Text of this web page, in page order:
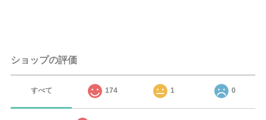
ショップの評価
すべて 174 1 0